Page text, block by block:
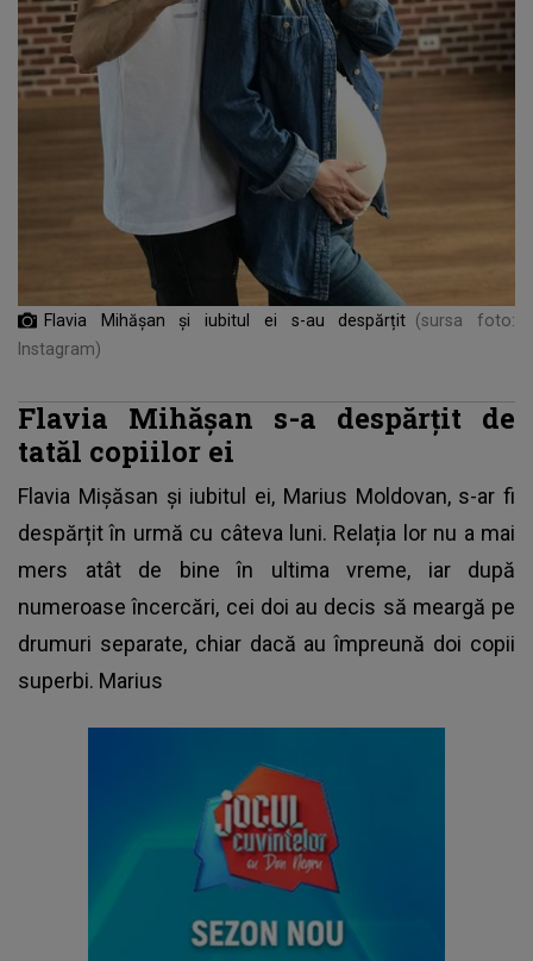
Flavia Mihășan și iubitul ei s-au despărțit (sursa foto:
Instagram)
Flavia Mihășan s-a despărțit de
tatăl copiilor ei
Flavia Mișăsan și iubitul ei, Marius Moldovan, s-ar fi
despărțit în urmă cu câteva luni. Relația lor nu a mai
mers atât de bine în ultima vreme, iar după
numeroase încercări, cei doi au decis să meargă pe
drumuri separate, chiar dacă au împreună doi copii
superbi. Marius